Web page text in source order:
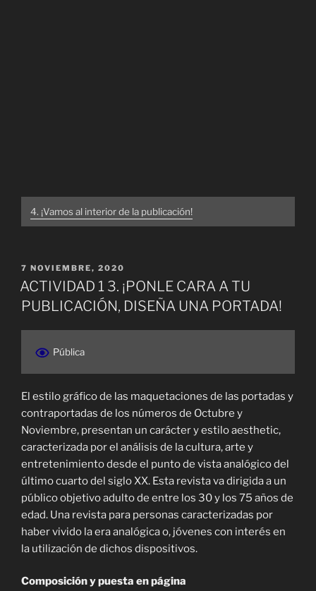
4. ¡Vamos al interior de la publicación!
PUBLICADO
EL
7 NOVIEMBRE, 2020
ACTIVIDAD 1 3. ¡PONLE CARA A TU
PUBLICACIÓN, DISEÑA UNA PORTADA!
Pública
El estilo gráfico de las maquetaciones de las portadas y
contraportadas de los números de Octubre y
Noviembre, presentan un carácter y estilo aesthetic,
caracterizada por el análisis de la cultura, arte y
entretenimiento desde el punto de vista analógico del
último cuarto del siglo XX. Esta revista va dirigida a un
público objetivo adulto de entre los 30 y los 75 años de
edad. Una revista para personas caracterizadas por
haber vivido la era analógica o, jóvenes con interés en
la utilización de dichos dispositivos.
Composición y puesta en página